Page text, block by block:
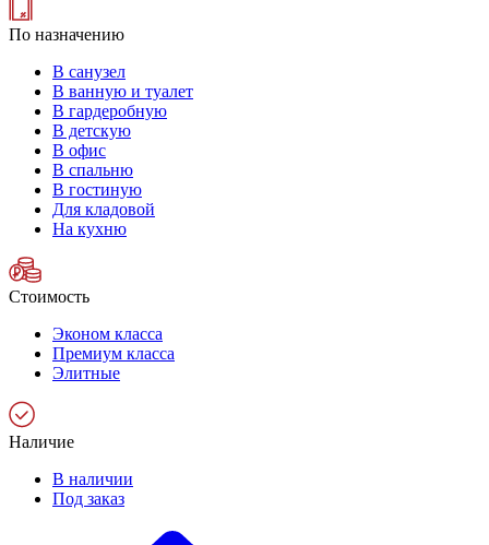
По назначению
В санузел
В ванную и туалет
В гардеробную
В детскую
В офис
В спальню
В гостиную
Для кладовой
На кухню
Стоимость
Эконом класса
Премиум класса
Элитные
Наличие
В наличии
Под заказ